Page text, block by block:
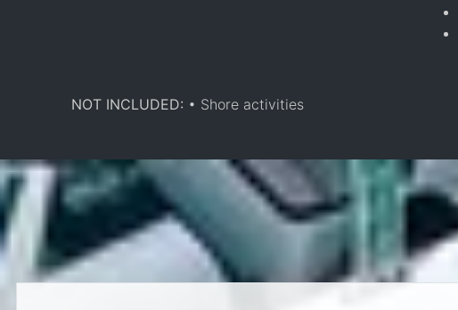
NOT INCLUDED: • Shore activities